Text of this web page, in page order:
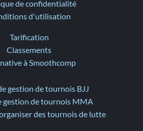
de confidentialité
d'utilisation
Tarification
Classements
à Smoothcomp
gestion de tournois BJJ
gestion de tournois MMA
des tournois de lutte